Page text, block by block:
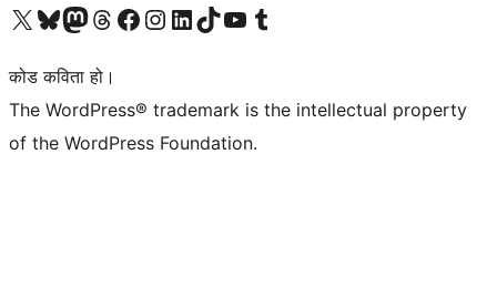
हाम्रो X (पहिले ट्विटर) खातामा जानुहोस्
हाम्रो Bluesky खाता भ्रमण गर्नुहोस्
हाम्रो म्यास्टोडन खाता भ्रमण गर्नुहोस्
हाम्रो थ्रेड्स खातामा जानुहोस्
हाम्रो फेसबुक पेजमा जानुहोस्
हाम्रो इन्स्टाग्राम खातामा जानुहोस्
हाम्रो लिङ्क्डइन खातामा जानुहोस्
हाम्रो TikTok खाता भ्रमण गर्नुहोस्
हाम्रो युट्युब च्यानलमा जानुहोस्
हाम्रो टम्बलर खाता भ्रमण गर्नुहोस्
कोड कविता हो।
The WordPress® trademark is the intellectual property
of the WordPress Foundation.